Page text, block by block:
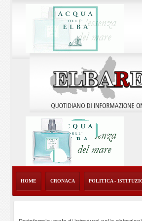
HOME CRONACA POLITICA -